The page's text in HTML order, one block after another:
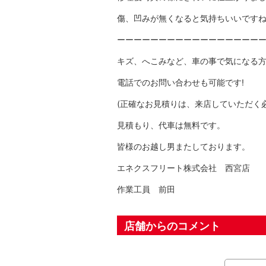
傷、凹みが無くなると気持ちいいですね
ーーーーーーーーーーーーーーーーー
キズ、へこみなど、車の事で気になる
電話でのお問い合わせも可能です!
(正確なお見積りは、来店していただく
見積もり、代車は無料です。
皆様のお越し男またしております。
エネクスフリート株式会社 西宮店
作業工員 前田
店舗からのコメント